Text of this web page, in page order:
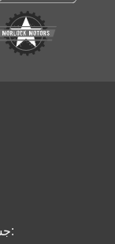
جستجوهای فعلی ماشین‌آلات: